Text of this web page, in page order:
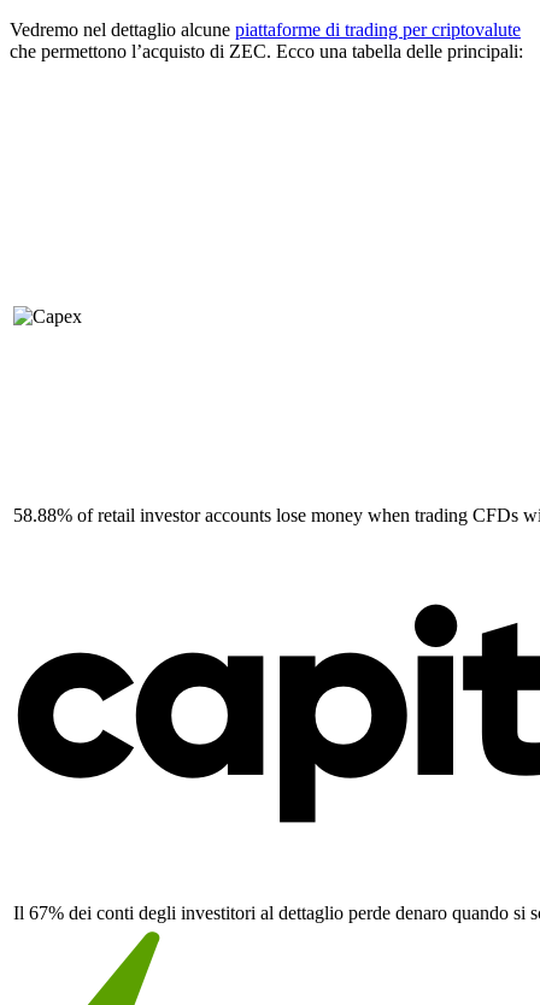
Vedremo nel dettaglio alcune piattaforme di trading per criptovalute
che permettono l’acquisto di ZEC. Ecco una tabella delle principali:
58.88% of retail investor accounts lose money when trading CFDs
Il 67% dei conti degli investitori al dettaglio perde denaro quando si